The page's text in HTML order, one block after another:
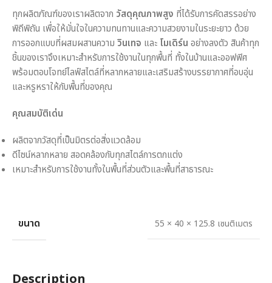
ทุกผลิตภัณฑ์ของเราผลิตจาก วัสดุคุณภาพสูง ที่ได้รับการคัดสรรอย่าง
พิถีพิถัน เพื่อให้มั่นใจในความทนทานและความสวยงามในระยะยาว ด้วย
การออกแบบที่ผสมผสานความ วินเทจ และ โมเดิร์น อย่างลงตัว สินค้าทุก
ชิ้นของเราจึงเหมาะสำหรับการใช้งานในทุกพื้นที่ ทั้งในบ้านและออฟฟิศ
พร้อมตอบโจทย์ไลฟ์สไตล์ที่หลากหลายและเสริมสร้างบรรยากาศที่อบอุ่น
และหรูหราให้กับพื้นที่ของคุณ
คุณสมบัติเด่น
ผลิตจากวัสดุที่เป็นมิตรต่อสิ่งแวดล้อม
ดีไซน์หลากหลาย สอดคล้องกับทุกสไตล์การตกแต่ง
เหมาะสำหรับการใช้งานทั้งในพื้นที่ส่วนตัวและพื้นที่สาธารณะ
ขนาด 55 × 40 × 125.8 เซนติเมตร